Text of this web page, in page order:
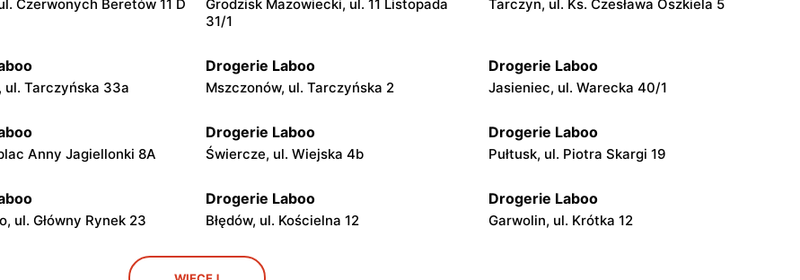
Czerwonych Beretów 11 D
Grodzisk Mazowiecki, ul. 11 Listopada
31/1
Tarczyn, ul. Ks. Czesława Oszkiela 5
ul. Tarczyńska 33a
Drogerie Laboo
Mszczonów, ul. Tarczyńska 2
Drogerie Laboo
Jasieniec, ul. Warecka 40/1
Anny Jagiellonki 8A
Drogerie Laboo
Świercze, ul. Wiejska 4b
Drogerie Laboo
Pułtusk, ul. Piotra Skargi 19
ul. Główny Rynek 23
Drogerie Laboo
Błędów, ul. Kościelna 12
Drogerie Laboo
Garwolin, ul. Krótka 12
Drogerie Laboo